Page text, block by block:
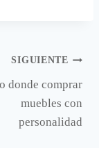
SIGUIENTE
donde comprar
muebles con
personalidad